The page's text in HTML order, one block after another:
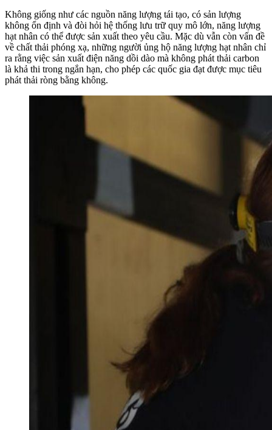
Không giống như các nguồn năng lượng tái tạo, có sản lượng
không ổn định và đòi hỏi hệ thống lưu trữ quy mô lớn, năng lượng
hạt nhân có thể được sản xuất theo yêu cầu. Mặc dù vẫn còn vấn đề
về chất thải phóng xạ, những người ủng hộ năng lượng hạt nhân chỉ
ra rằng việc sản xuất điện năng dồi dào mà không phát thải carbon
là khả thi trong ngắn hạn, cho phép các quốc gia đạt được mục tiêu
phát thải ròng bằng không.